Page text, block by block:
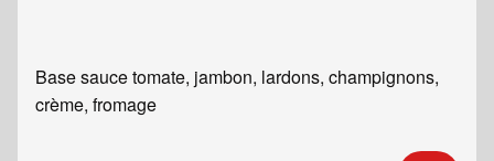
Base sauce tomate, jambon, lardons, champignons,
crème, fromage